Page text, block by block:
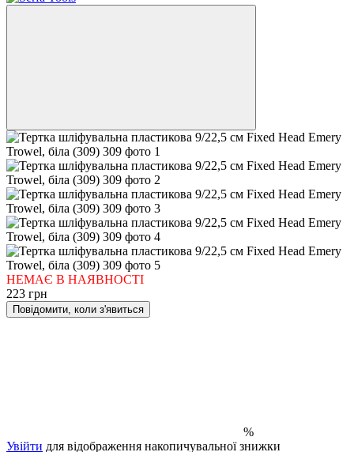
НЕМАЄ В НАЯВНОСТІ
223 грн
Повідомити, коли з'явиться
%
Увійти для відображення накопичувальної знижки